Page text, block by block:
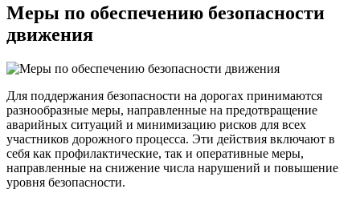
Меры по обеспечению безопасности
движения
Для поддержания безопасности на дорогах принимаются
разнообразные меры, направленные на предотвращение
аварийных ситуаций и минимизацию рисков для всех
участников дорожного процесса. Эти действия включают в
себя как профилактические, так и оперативные меры,
направленные на снижение числа нарушений и повышение
уровня безопасности.